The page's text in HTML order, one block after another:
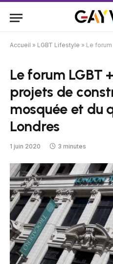
Accueil » LGBT Lifestyle » Le forum LGBT +
Le forum LGBT
projets de
mosquée et du
Londres
1 juin 2020 3 minutes